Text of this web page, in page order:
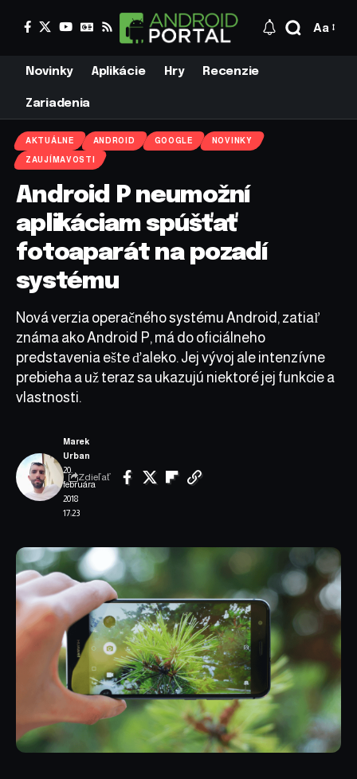
Aa
Novinky Aplikácie Hry Recenzie
Zariadenia
AKTUÁLNE ANDROID GOOGLE NOVINKY
ZAUJÍMAVOSTI
Android P neumožní
aplikáciam spúšťať
fotoaparát na pozadí
systému
Nová verzia operačného systému Android, zatiaľ
známa ako Android P, má do oficiálneho
predstavenia ešte ďaleko. Jej vývoj ale intenzívne
prebieha a už teraz sa ukazujú niektoré jej funkcie a
vlastnosti.
20.
februára
2018
17:23
Marek
Urban
Zdieľať